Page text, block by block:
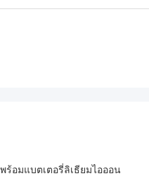
พร้อมแบตเตอรี่ลิเธียมไอออน